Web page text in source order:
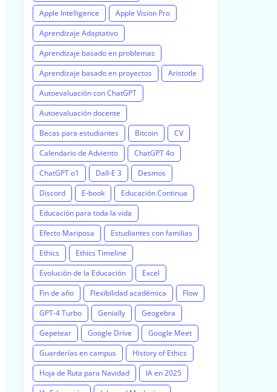
Apple Intelligence
Apple Vision Pro
Aprendizaje Adaptativo
Aprendizaje basado en problemas
Aprendizaje basado en proyectos
Aristotle
Autoevaluación con ChatGPT
Autoevaluación docente
Becas para estudiantes
Bitcoin
CV
Calendario de Adviento
ChatGPT 4o
ChatGPT o1
Dall-E 3
Desmos
Discord
E-book
Educación Continua
Educación para toda la vida
Efecto Mariposa
Estudiantes con familias
Ethics
Ethics Timeline
Evolución de la Educación
Excel
Fin de año
Flexibilidad académica
Flow
GPT-4 Turbo
Genially
Geogebra
Gepetear
Google Drive
Google Meet
Guarderías en campus
History of Ethics
Hoja de Ruta para Navidad
IA en 2025